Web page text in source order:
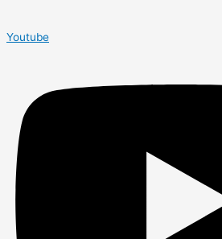
Youtube